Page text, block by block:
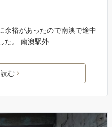
余裕があったので南澳で途中
た。 南澳駅外
む